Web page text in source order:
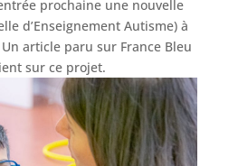
prochaine une nouvelle
d’Enseignement Autisme) à
article paru sur France Bleu
sur ce projet.